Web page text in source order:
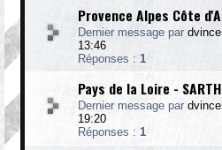
Provence Alpes Côte
Dernier message par
13:46
Réponses : 1
Pays de la Loire -
Dernier message par
19:20
Réponses : 1